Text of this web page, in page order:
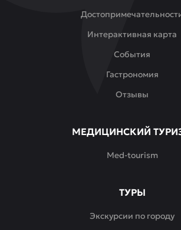
на
обед
перерыве
между
это
домашнего
и
Интерактивная карта
События
Гастрономия
Отзывы
МЕДИЦИНСКИЙ
Med-tourism
ТУРЫ
Экскурсии по городу